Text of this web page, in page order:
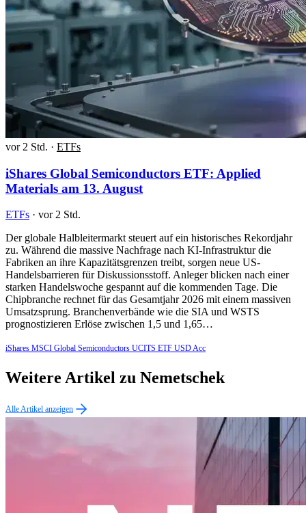
vor 2 Std. · ETFs
iShares Global Semiconductors ETF: Applied
Materials am 13. August
ETFs · vor 2 Std.
Der globale Halbleitermarkt steuert auf ein historisches Rekordjahr
zu. Während die massive Nachfrage nach KI-Infrastruktur die
Fabriken an ihre Kapazitätsgrenzen treibt, sorgen neue US-
Handelsbarrieren für Diskussionsstoff. Anleger blicken nach einer
starken Handelswoche gespannt auf die kommenden Tage. Die
Chipbranche rechnet für das Gesamtjahr 2026 mit einem massiven
Umsatzsprung. Branchenverbände wie die SIA und WSTS
prognostizieren Erlöse zwischen 1,5 und 1,65…
iShares MSCI Global Semiconductors UCITS ETF USD Acc
Weitere Artikel zu Nemetschek
Alle Artikel anzeigen